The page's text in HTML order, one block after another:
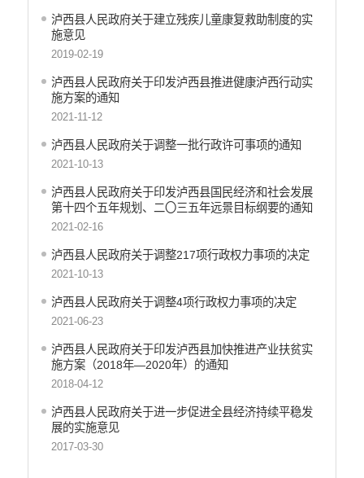
泸西县人民政府关于建立残疾儿童康复救助制度的实
施意见
2019-02-19
泸西县人民政府关于印发泸西县推进健康泸西行动实
施方案的通知
2021-11-12
泸西县人民政府关于调整一批行政许可事项的通知
2021-10-13
泸西县人民政府关于印发泸西县国民经济和社会发展
第十四个五年规划、二〇三五年远景目标纲要的通知
2021-02-16
泸西县人民政府关于调整217项行政权力事项的决定
2021-10-13
泸西县人民政府关于调整4项行政权力事项的决定
2021-06-23
泸西县人民政府关于印发泸西县加快推进产业扶贫实
施方案（2018年—2020年）的通知
2018-04-12
泸西县人民政府关于进一步促进全县经济持续平稳发
展的实施意见
2017-03-30